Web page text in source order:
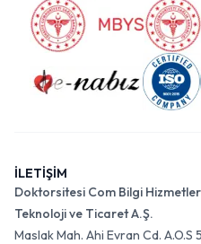
İLETİŞİM
Doktorsitesi Com Bilgi
Teknoloji ve Ticaret A.Ş.
Maslak Mah. Ahi Evran Cd.